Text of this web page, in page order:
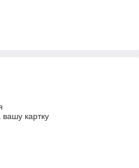
вашу картку